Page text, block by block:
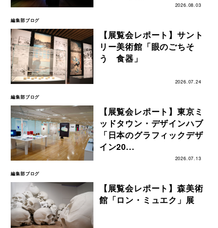
2026.08.03
編集部ブログ
【展覧会レポート】サント
リー美術館「眼のごちそ
う 食器」
2026.07.24
編集部ブログ
【展覧会レポート】東京ミ
ッドタウン・デザインハブ
「日本のグラフィックデザ
イン20...
2026.07.13
編集部ブログ
【展覧会レポート】森美術
館「ロン・ミュエク」展